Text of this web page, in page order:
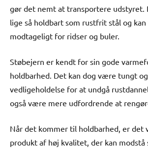
gør det nemt at transportere udstyret.
lige så holdbart som rustfrit stål og
modtageligt for ridser og buler.
Støbejern er kendt for sin gode
holdbarhed. Det kan dog være tungt
vedligeholdelse for at undgå
også være mere udfordrende at
Når det kommer til holdbarhed, er
produkt af høj kvalitet, der kan modstå